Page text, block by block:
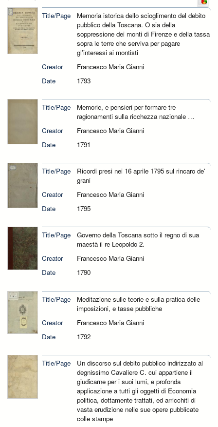
Title/Page
Memoria istorica dello scioglimento del debito
pubblico della Toscana. O sia della
soppressione dei monti di Firenze e della tassa
sopra le terre che serviva per pagare
gl'interessi ai montisti
Creator
Francesco Maria Gianni
Date
1793
Title/Page
Memorie, e pensieri per formare tre
ragionamenti sulla ricchezza nazionale …
Creator
Francesco Maria Gianni
Date
1791
Title/Page
Ricordi presi nei 16 aprile 1795 sul rincaro de'
grani
Creator
Francesco Maria Gianni
Date
1795
Title/Page
Governo della Toscana sotto il regno di sua
maestà il re Leopoldo 2.
Creator
Francesco Maria Gianni
Date
1790
Title/Page
Meditazione sulle teorie e sulla pratica delle
imposizioni, e tasse pubbliche
Creator
Francesco Maria Gianni
Date
1792
Title/Page
Un discorso sul debito pubblico indirizzato al
degnissimo Cavaliere C. cui appartiene il
giudicarne per i suoi lumi, e profonda
applicazione a tutti gli oggetti di Economia
politica, dottamente trattati, ed arricchiti di
vasta erudizione nelle sue opere pubblicate
colle stampe